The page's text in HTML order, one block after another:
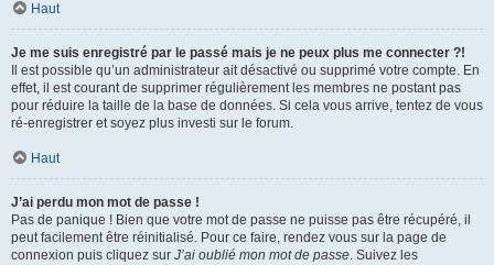
Haut
Je me suis enregistré par le passé mais je ne peux plus me connecter ?!
Il est possible qu’un administrateur ait désactivé ou supprimé votre compte. En
effet, il est courant de supprimer régulièrement les membres ne postant pas
pour réduire la taille de la base de données. Si cela vous arrive, tentez de vous
ré-enregistrer et soyez plus investi sur le forum.
Haut
J’ai perdu mon mot de passe !
Pas de panique ! Bien que votre mot de passe ne puisse pas être récupéré, il
peut facilement être réinitialisé. Pour ce faire, rendez vous sur la page de
connexion puis cliquez sur J’ai oublié mon mot de passe. Suivez les